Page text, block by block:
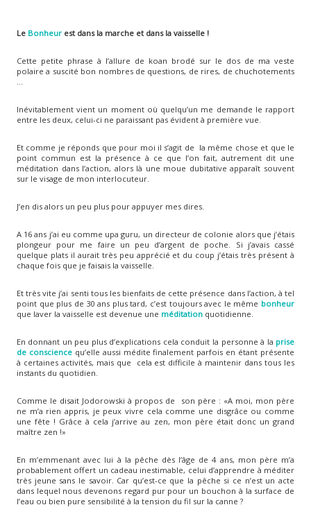
Le Bonheur est dans la marche et dans la vaisselle !
Cette petite phrase à l’allure de koan brodé sur le dos de ma veste
polaire a suscité bon nombres de questions, de rires, de chuchotements
...
Inévitablement vient un moment où quelqu’un me demande le rapport
entre les deux, celui-ci ne paraissant pas évident à première vue.
Et comme je réponds que pour moi il s’agit de la même chose et que le
point commun est la présence à ce que l’on fait, autrement dit une
méditation dans l’action, alors là une moue dubitative apparaît souvent
sur le visage de mon interlocuteur.
J’en dis alors un peu plus pour appuyer mes dires.
A 16 ans j’ai eu comme upa guru, un directeur de colonie alors que j’étais
plongeur pour me faire un peu d’argent de poche. Si j’avais cassé
quelque plats il aurait très peu apprécié et du coup j’étais très présent à
chaque fois que je faisais la vaisselle.
Et très vite j’ai senti tous les bienfaits de cette présence dans l’action, à tel
point que plus de 30 ans plus tard, c’est toujours avec le même bonheur
que laver la vaisselle est devenue une méditationquotidienne.
En donnant un peu plus d’explications cela conduit la personne à la prise
de conscience qu’elle aussi médite finalement parfois en étant présente
à certaines activités, mais que cela est difficile à maintenir dans tous les
instants du quotidien.
Comme le disait Jodorowski à propos de son père : «A moi, mon père
ne m’a rien appris, je peux vivre cela comme une disgrâce ou comme
une fête ! Grâce à cela j’arrive au zen, mon père était donc un grand
maître zen !»
En m’emmenant avec lui à la pêche dès l’âge de 4 ans, mon père m’a
probablement offert un cadeau inestimable, celui d’apprendre à méditer
très jeune sans le savoir. Car qu’est-ce que la pêche si ce n’est un acte
dans lequel nous devenons regard pur pour un bouchon à la surface de
l’eau ou bien pure sensibilité à la tension du fil sur la canne ?